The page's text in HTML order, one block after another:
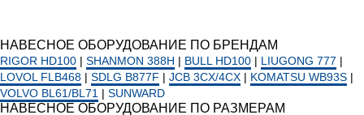
НАВЕСНОЕ ОБОРУДОВАНИЕ ПО БРЕНДАМ
RIGOR HD100 | SHANMON 388H | BULL HD100 | LIUGONG 777 |
LOVOL FLB468 | SDLG B877F | JCB 3CX/4CX | KOMATSU WB93S |
VOLVO BL61/BL71 | SUNWARD
НАВЕСНОЕ ОБОРУДОВАНИЕ ПО РАЗМЕРАМ